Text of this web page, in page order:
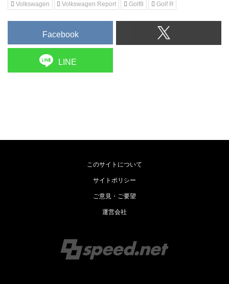
Volkswagen Volkswagen Report Golf8 Golf R
Facebook
LINE
このサイトについて
サイトポリシー
ご意見・ご要望
運営会社